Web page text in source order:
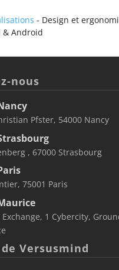
- Design et
& Android
nous
Pfster, 54000 Nancy
, 67000 Strasbourg
75001 Paris
1 Cybercity,
Versusmind